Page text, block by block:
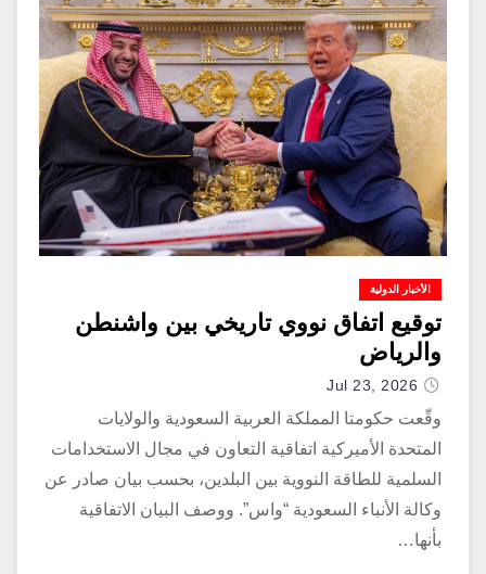
الأخبار الدولية
توقيع اتفاق نووي تاريخي بين واشنطن
والرياض
Jul 23, 2026
وقّعت حكومتا المملكة العربية السعودية والولايات
المتحدة الأميركية اتفاقية التعاون في مجال الاستخدامات
السلمية للطاقة النووية بين البلدين، بحسب بيان صادر عن
وكالة الأنباء السعودية “واس”. ووصف البيان الاتفاقية
بأنها…